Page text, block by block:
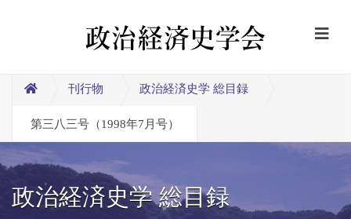
刊行物 政治経済史学 総目録
第三八三号（1998年7月号）
政治経済史学 総目録